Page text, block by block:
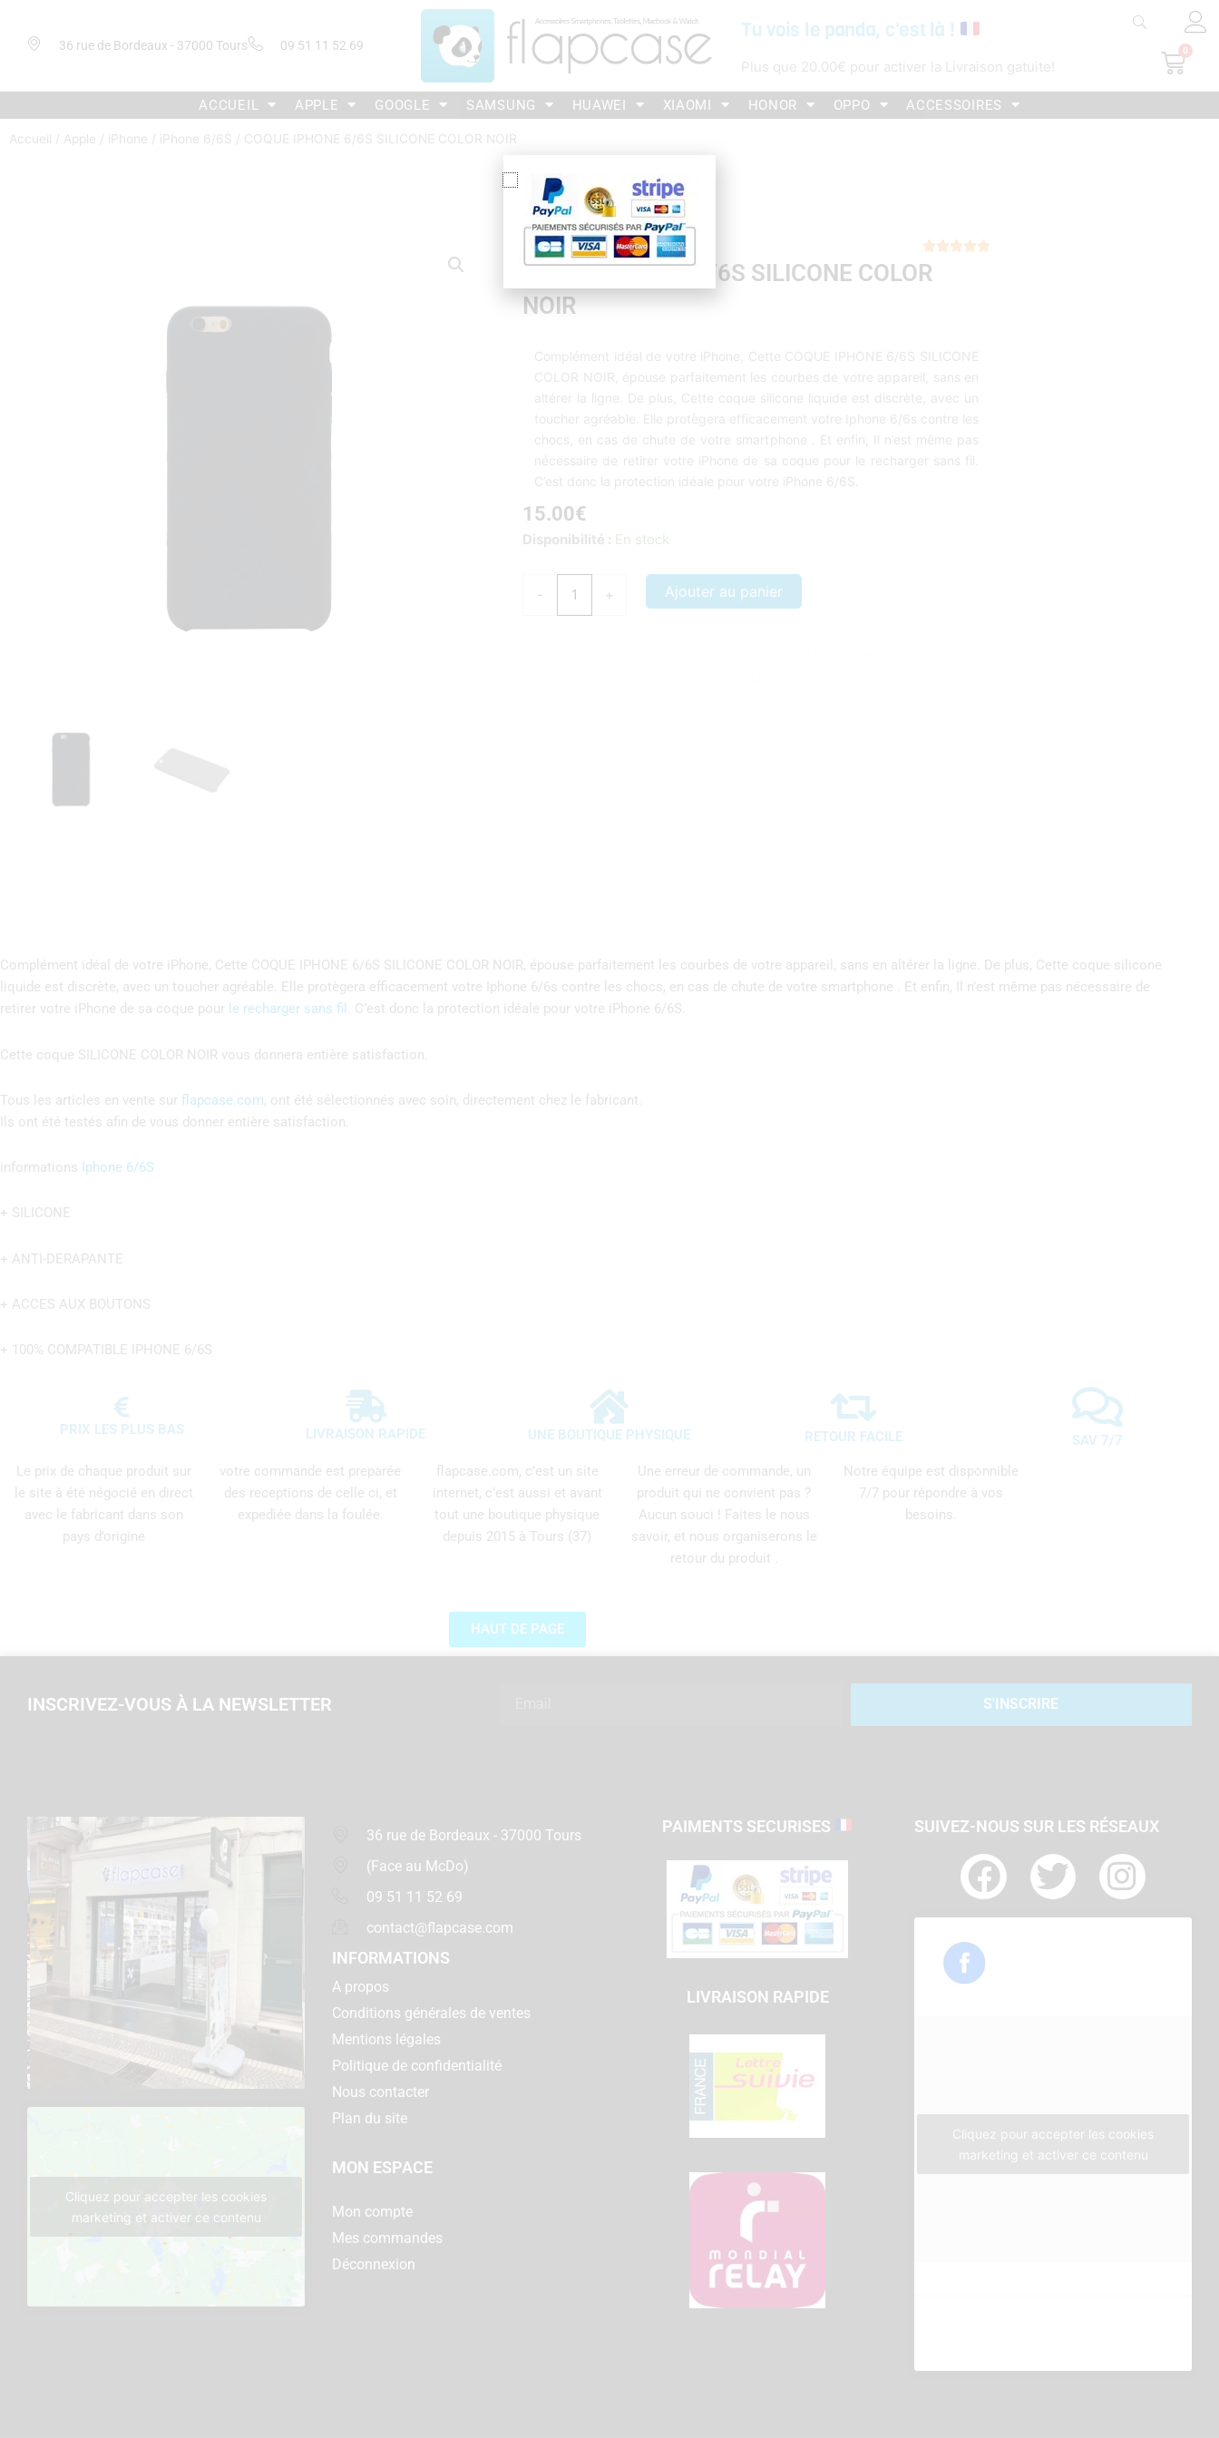
36 rue de Bordeaux - 37000 Tours 09 51 11 52 69
Tu vois le panda, c'est là !
Plus que 20.00€ pour activer la Livraison gatuite!
0
ACCUEIL APPLE GOOGLE SAMSUNG HUAWEI XIAOMI HONOR OPPO ACCESSOIRES
Accueil / Apple / iPhone / iPhone 6/6S / COQUE IPHONE 6/6S SILICONE COLOR NOIR

COQUE IPHONE 6/6S SILICONE COLOR
NOIR
Complément idéal de votre iPhone, Cette COQUE IPHONE 6/6S SILICONE
COLOR NOIR, épouse parfaitement les courbes de votre appareil, sans en
altérer la ligne. De plus, Cette coque silicone liquide est discrète, avec un
toucher agréable. Elle protègera efficacement votre Iphone 6/6s contre les
chocs, en cas de chute de votre smartphone . Et enfin, Il n’est même pas
nécessaire de retirer votre iPhone de sa coque pour le recharger sans fil.
C’est donc la protection idéale pour votre iPhone 6/6S.
15.00€
Disponibilité : En stock
-
quantité
+ Ajouter au panier
Complément idéal de votre iPhone, Cette COQUE IPHONE 6/6S SILICONE COLOR NOIR, épouse parfaitement les courbes de votre appareil, sans en altérer la ligne. De plus, Cette coque silicone
liquide est discrète, avec un toucher agréable. Elle protègera efficacement votre Iphone 6/6s contre les chocs, en cas de chute de votre smartphone . Et enfin, Il n’est même pas nécessaire de
retirer votre iPhone de sa coque pour
le recharger sans fil. C’est donc la protection idéale pour votre iPhone 6/6S.
Cette coque SILICONE COLOR NOIR vous donnera entière satisfaction.
Tous les articles en vente sur flapcase.com, ont été sélectionnés avec soin, directement chez le fabricant.
Ils ont été testés afin de vous donner entière satisfaction.
informations Iphone 6/6S
+ SILICONE
+ ANTI-DERAPANTE
+ ACCES AUX BOUTONS
+ 100% COMPATIBLE IPHONE 6/6S
PRIX LES PLUS BAS LIVRAISON RAPIDE UNE BOUTIQUE PHYSIQUE RETOUR FACILE
SAV 7/7
Le prix de chaque produit sur
le site à été négocié en direct
avec le fabricant dans son
pays d’origine
votre commande est preparée
des receptions de celle ci, et
expediée dans la foulée.
flapcase.com, c’est un site
internet, c’est aussi et avant
tout une boutique physique
depuis 2015 à Tours (37)
Une erreur de commande, un
produit qui ne convient pas ?
Aucun souci ! Faites le nous
savoir, et nous organiserons le
retour du produit .
Notre équipe est disponnible
7/7 pour répondre à vos
besoins.
HAUT DE PAGE
INSCRIVEZ-VOUS À LA NEWSLETTER S'INSCRIRE
Cliquez pour accepter les cookies
marketing et activer ce contenu
36 rue de Bordeaux - 37000 Tours
(Face au McDo)
09 51 11 52 69
contact@flapcase.com
INFORMATIONS
A propos
Conditions générales de ventes
Mentions légales
Politique de confidentialité
Nous contacter
Plan du site
MON ESPACE
Mon compte
Mes commandes
Déconnexion
PAIMENTS SECURISES
LIVRAISON RAPIDE
SUIVEZ-NOUS SUR LES RÉSEAUX
F
a
e
T
w
I
n
m
Cliquez pour accepter les cookies
marketing et activer ce contenu